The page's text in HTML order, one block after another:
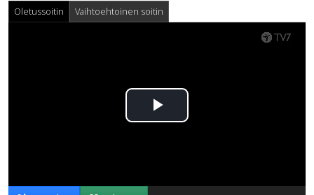
Oletussoitin Vaihtoehtoinen soitin
Toista